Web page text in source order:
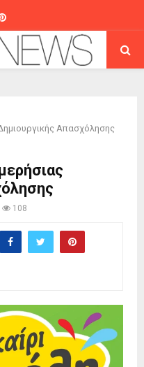
Pinterest
Απασχόλησης
108